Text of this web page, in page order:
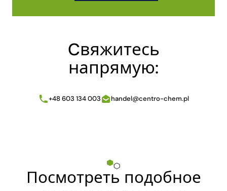
Cвяжитесь
напрямую:
+48 603 134 003 handel@centro-chem.pl
Посмотреть подобное